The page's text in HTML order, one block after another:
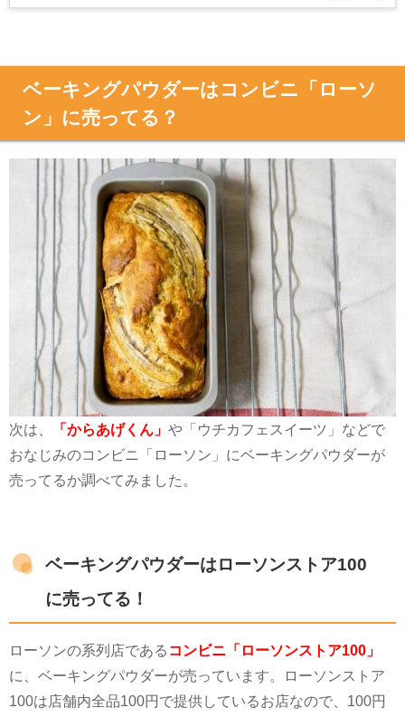
グパウダーが冷蔵庫の奥で眠...
ベーキングパウダーはコンビニ「ローソ
ン」に売ってる？
次は、 「からあげくん」 や「ウチカフェスイーツ」などで
おなじみのコンビニ「ローソン」にベーキングパウダーが
売ってるか調べてみました。
ベーキングパウダーはローソンストア100
に売ってる！
ローソンの系列店である コンビニ「ローソンストア100」
に、ベーキングパウダーが売っています。ローソンストア
100は店舗内全品100円で提供しているお店なので、 100円